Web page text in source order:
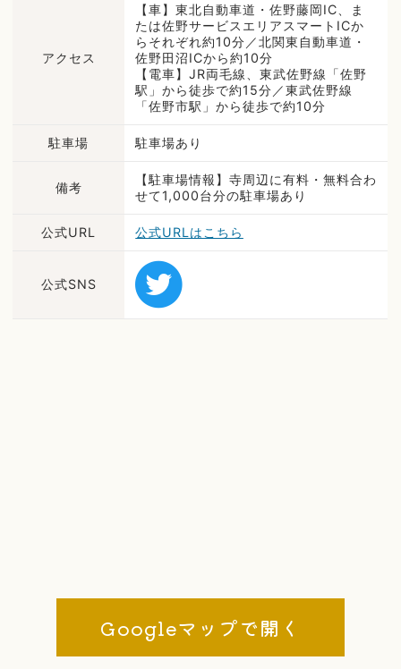
アクセス
【車】東北自動車道・佐野藤岡IC、ま
たは佐野サービスエリアスマートICか
らそれぞれ約10分／北関東自動車道・
佐野田沼ICから約10分
【電車】JR両毛線、東武佐野線「佐野
駅」から徒歩で約15分／東武佐野線
「佐野市駅」から徒歩で約10分
駐車場 駐車場あり
備考
【駐車場情報】寺周辺に有料・無料合わ
せて1,000台分の駐車場あり
公式URL 公式URLはこちら
公式SNS
Googleマップで開く